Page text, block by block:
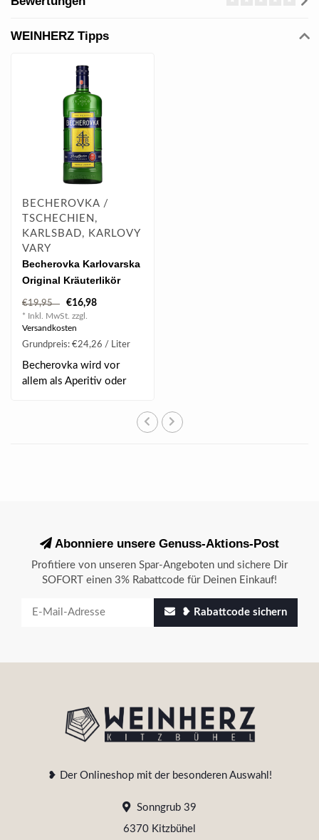
WEINHERZ Tipps
BECHEROVKA /
TSCHECHIEN,
KARLSBAD, KARLOVY
VARY
Becherovka Karlovarska
Original Kräuterlikör
0.70 l 38% vol
€19,95 €16,98
* Inkl. MwSt. zzgl.
Versandkosten
Grundpreis: €24,26 / Liter
Becherovka wird vor
allem als Aperitiv oder
Abonniere unsere Genuss-Aktions-Post
Profitiere von unseren Spar-Angeboten und sichere Dir
SOFORT einen 3% Rabattcode für Deinen Einkauf!
❥ Rabattcode sichern
❥ Der Onlineshop mit der besonderen Auswahl!
Sonngrub 39
6370 Kitzbühel